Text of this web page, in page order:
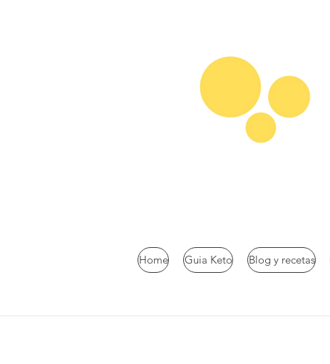
Home Guia Keto Blog y recetas